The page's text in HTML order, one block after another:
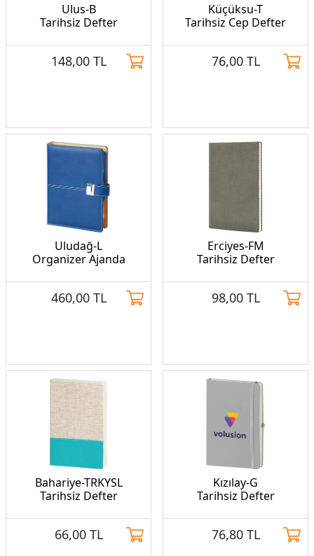
Ulus-B
Tarihsiz Defter
148,00 TL
Küçüksu-T
Tarihsiz Cep Defter
76,00 TL
Uludağ-L
Organizer Ajanda
460,00 TL
Erciyes-FM
Tarihsiz Defter
98,00 TL
Bahariye-TRKYSL
Tarihsiz Defter
66,00 TL
Kızılay-G
Tarihsiz Defter
76,80 TL